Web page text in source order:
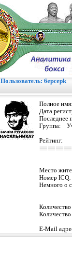
Пользователь: 6epcepk
Полное имя:
Дата
Последнее
Группа:
Рейтинг:
Место
Номер ICQ:
Немного о
E-Mail